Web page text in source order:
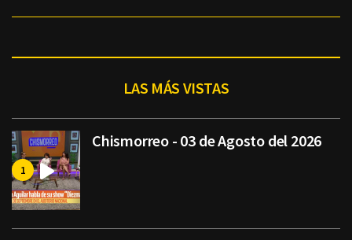
LAS MÁS VISTAS
Chismorreo - 03 de Agosto del 2026